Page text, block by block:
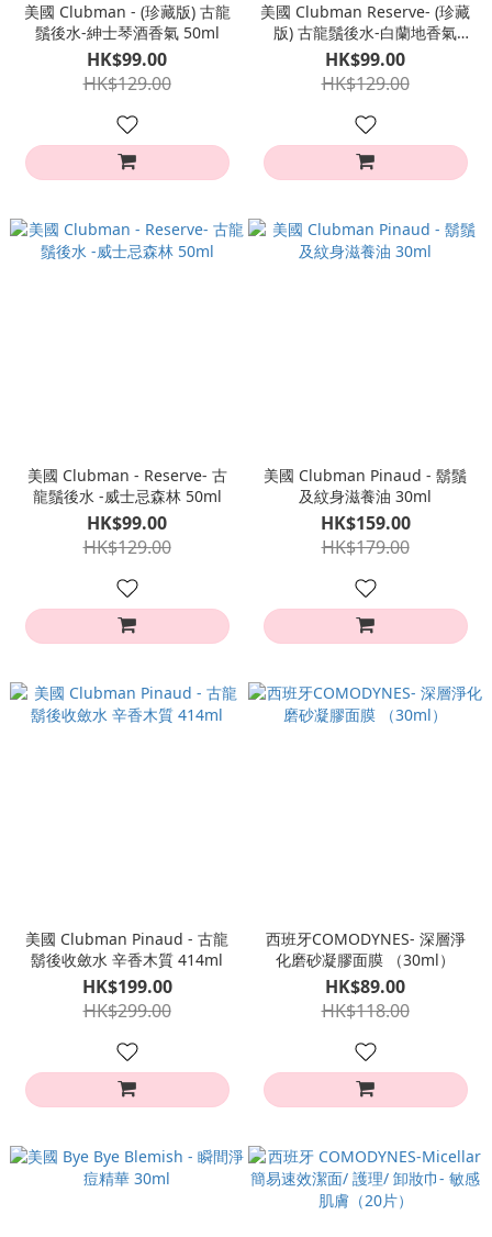
美國 Clubman - (珍藏版) 古龍
鬚後水-紳士琴酒香氣 50ml
HK$99.00
HK$129.00
美國 Clubman Reserve- (珍藏
版) 古龍鬚後水-白蘭地香氣
50ml
HK$99.00
HK$129.00
美國 Clubman - Reserve- 古
龍鬚後水 -威士忌森林 50ml
HK$99.00
HK$129.00
美國 Clubman Pinaud - 鬍鬚
及紋身滋養油 30ml
HK$159.00
HK$179.00
美國 Clubman Pinaud - 古龍
鬍後收斂水 辛香木質 414ml
HK$199.00
HK$299.00
西班牙COMODYNES- 深層淨
化磨砂凝膠面膜 （30ml）
HK$89.00
HK$118.00